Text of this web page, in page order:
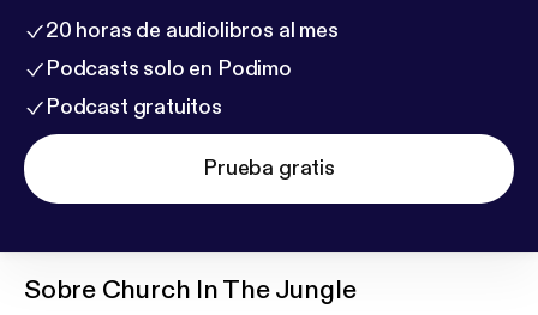
20 horas de audiolibros al mes
Podcasts solo en Podimo
Podcast gratuitos
Prueba gratis
Sobre Church In The Jungle